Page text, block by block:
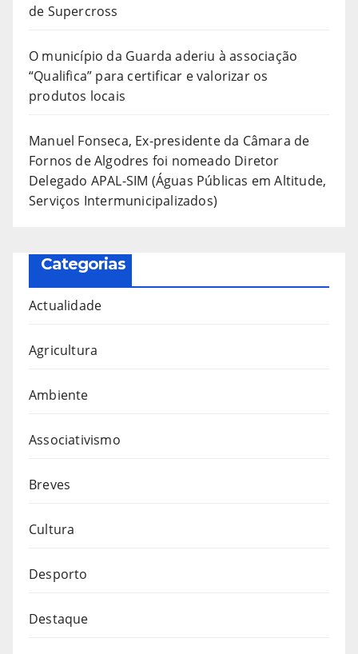
de Supercross
O município da Guarda aderiu à associação
“Qualifica” para certificar e valorizar os
produtos locais
Manuel Fonseca, Ex-presidente da Câmara de
Fornos de Algodres foi nomeado Diretor
Delegado APAL-SIM (Águas Públicas em Altitude,
Serviços Intermunicipalizados)
Categorias
Actualidade
Agricultura
Ambiente
Associativismo
Breves
Cultura
Desporto
Destaque